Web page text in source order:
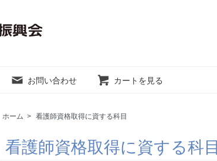
お問い合わせ カートを見る
ホーム > 看護師資格取得に資する科目
看護師資格取得に資する科目